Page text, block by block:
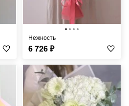
Нежность
6 726₽